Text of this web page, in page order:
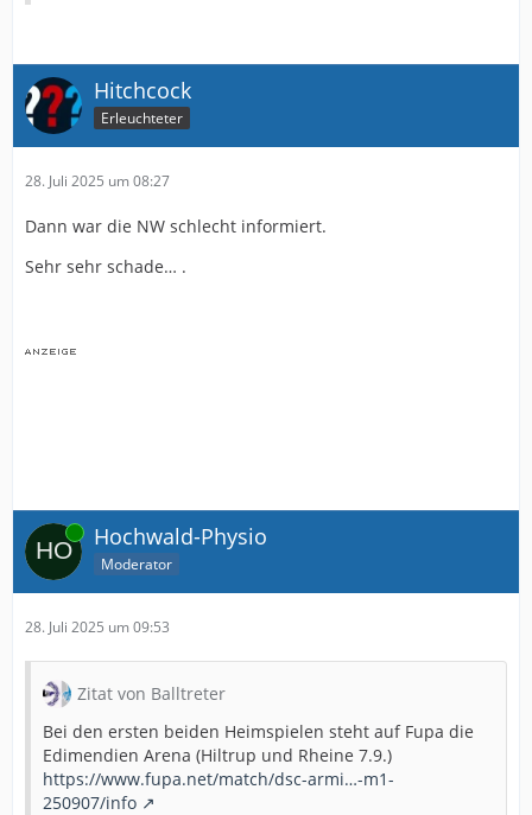
Hitchcock
Erleuchteter
28. Juli 2025 um 08:27
Dann war die NW schlecht informiert.
Sehr sehr schade… .
Online Hochwald-Physio
Moderator
28. Juli 2025 um 09:53
Zitat von Balltreter
Bei den ersten beiden Heimspielen steht auf Fupa die
Edimendien Arena (Hiltrup und Rheine 7.9.)
https://www.fupa.net/match/dsc-armi…-m1-
250907/info